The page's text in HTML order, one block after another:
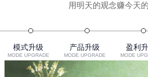
用明天的观念赚今天
模式升级
MODE UPGRADE
产品升级
MODE UPGRADE
盈利
MODE